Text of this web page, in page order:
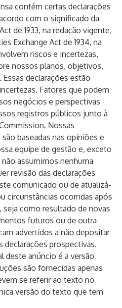
contém certas declarações
com o significado da
de 1933, na redação vigente,
Exchange Act de 1934, na
riscos e incertezas,
nossos planos, objetivos,
declarações estão
Fatores que podem
negócios e perspectivas
registros públicos junto à
Nossas
baseadas nas opiniões e
equipe de gestão e, exceto
assumimos nenhuma
revisão das declarações
comunicado ou de atualizá-
circunstâncias ocorridas após
seja como resultado de novas
futuros ou de outra
advertidos a não depositar
declarações prospectivas.
deste anúncio é a versão
são fornecidas apenas
se referir ao texto no
versão do texto que tem